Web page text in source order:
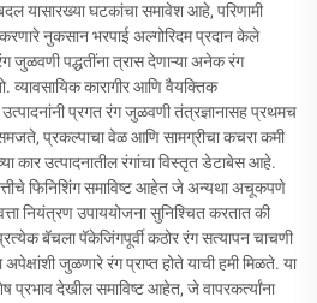
यासारख्या घटकांचा समावेश आहे, परिणामी
नुकसान भरपाई अल्गोरिदम प्रदान केले
जुळवणी पद्धतींना त्रास देणाऱ्या अनेक रंग
व्यावसायिक कारागीर आणि वैयक्तिक
उत्पादनांनी प्रगत रंग जुळवणी तंत्रज्ञानासह प्रथमच
प्रकल्पाचा वेळ आणि सामग्रीचा कचरा कमी
कार उत्पादनातील रंगांचा विस्तृत डेटाबेस आहे.
फिनिशिंग समाविष्ट आहेत जे अन्यथा अचूकपणे
नियंत्रण उपाययोजना सुनिश्चित करतात की
बॅचला पॅकेजिंगपूर्वी कठोर रंग सत्यापन चाचणी
जुळणारे रंग प्राप्त होते याची हमी मिळते. या
प्रभाव देखील समाविष्ट आहेत, जे वापरकर्त्यांना